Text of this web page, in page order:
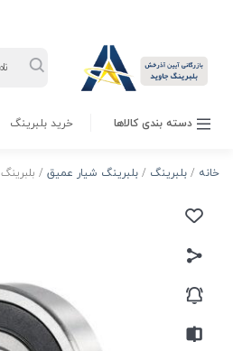
search
دسته بندی کالاها خرید بلبرینگ
خانه / بلبرینگ / بلبرینگ شیار عمیق / بلبرینگ 6303 2RS C3 برند ANIN